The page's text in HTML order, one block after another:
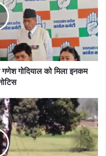
गोदियाल को मिला इनकम